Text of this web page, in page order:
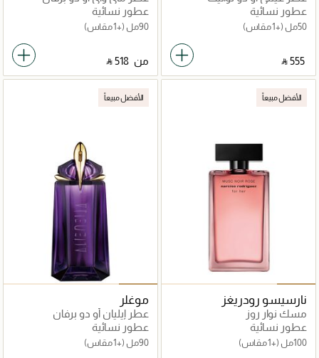
عطور نسائية
50مل (+1 مقاس)
‎ ⃁ ⁦555⁩ ‎
عطور نسائية
90مل (+1 مقاس)
من ‎ ⃁ ⁦518⁩ ‎
الأفضل مبيعاً
نارسيسو رودريغز
مسك نوار روز
عطور نسائية
100مل (+1 مقاس)
الأفضل مبيعاً
موغلر
عطر إيليان أو دو برفان
عطور نسائية
90مل (+1 مقاس)